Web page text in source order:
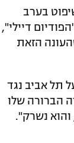
בערב
"הפודיום דיילי",
הזאת
תל אביב נגד
הברורה שלו
נשרק".